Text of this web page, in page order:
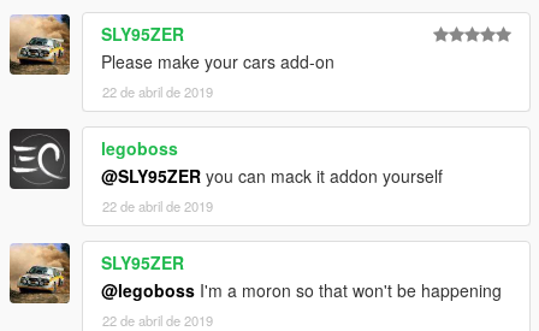
SLY95ZER
Please make your cars add-on
22 de abril de 2019
legoboss
@SLY95ZER you can mack it addon yourself
22 de abril de 2019
SLY95ZER
@legoboss I'm a moron so that won't be happening
22 de abril de 2019